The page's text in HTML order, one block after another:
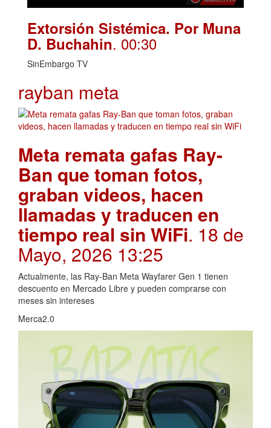
Extorsión Sistémica. Por Muna
D. Buchahin. 00:30
SinEmbargo TV
rayban meta
Meta remata gafas Ray-
Ban que toman fotos,
graban videos, hacen
llamadas y traducen en
tiempo real sin WiFi. 18 de
Mayo, 2026 13:25
Actualmente, las Ray-Ban Meta Wayfarer Gen 1 tienen
descuento en Mercado Libre y pueden comprarse con
meses sin intereses
Merca2.0